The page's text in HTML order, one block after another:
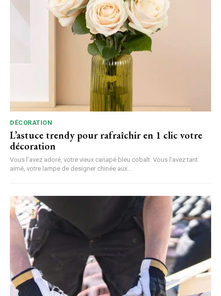
DÉCORATION
L’astuce trendy pour rafraîchir en 1 clic votre
décoration
Vous l’avez adoré, votre vieux canapé bleu cobalt. Vous l’avez tant
aimé, votre lampe de designer chinée aux...